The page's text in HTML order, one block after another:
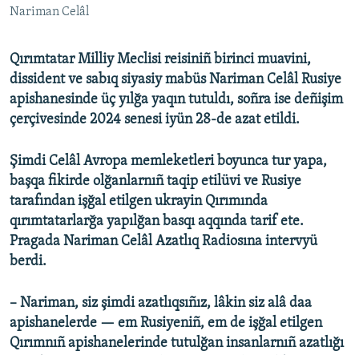
RFE/RS bütün saytları
Nariman Celâl
Qırımtatar Milliy Meclisi reisiniñ birinci muavini,
dissident ve sabıq siyasiy mabüs Nariman Celâl Rusiye
apishanesinde üç yılğa yaqın tutuldı, soñra ise deñişim
çerçivesinde 2024 senesi iyün 28-de azat etildi.
Şimdi Celâl Avropa memleketleri boyunca tur yapa,
başqa fikirde olğanlarnıñ taqip etilüvi ve Rusiye
tarafından işğal etilgen ukrayin Qırımında
qırımtatarlarğa yapılğan basqı aqqında tarif ete.
Pragada Nariman Celâl Azatlıq Radiosına intervyü
berdi.
– Nariman, siz şimdi azatlıqsıñız, lâkin siz alâ daa
apishanelerde — em Rusiyeniñ, em de işğal etilgen
Qırımnıñ apishanelerinde tutulğan insanlarnıñ azatlığı